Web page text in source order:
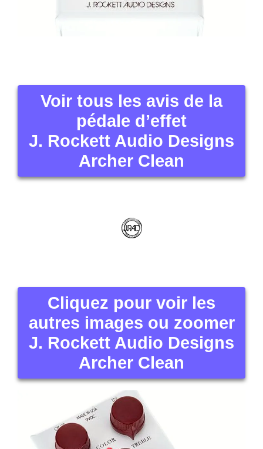
Voir tous les avis de la
pédale d’effet
J. Rockett Audio Designs
Archer Clean
Cliquez pour voir les
autres images ou zoomer
J. Rockett Audio Designs
Archer Clean